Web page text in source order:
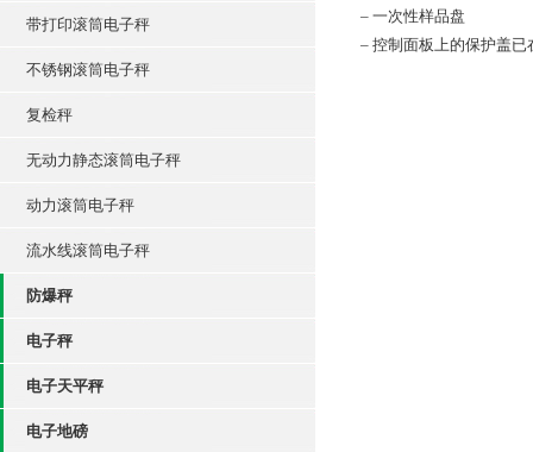
带打印滚筒电子秤
不锈钢滚筒电子秤
复检秤
无动力静态滚筒电子秤
动力滚筒电子秤
流水线滚筒电子秤
防爆秤
电子秤
电子天平秤
电子地磅
– 一次性样品盘
– 控制面板上的保护盖已